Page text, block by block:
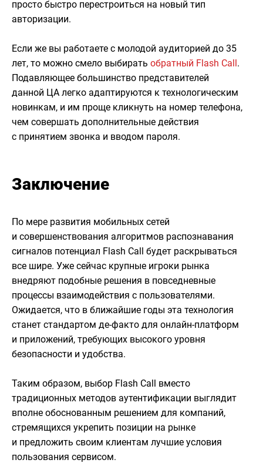
просто быстро перестроиться на новый тип
авторизации.
Если же вы работаете с молодой аудиторией до 35
лет, то можно смело выбирать обратный Flash Call.
Подавляющее большинство представителей
данной ЦА легко адаптируются к технологическим
новинкам, и им проще кликнуть на номер телефона,
чем совершать дополнительные действия
с принятием звонка и вводом пароля.
Заключение
По мере развития мобильных сетей
и совершенствования алгоритмов распознавания
сигналов потенциал Flash Call будет раскрываться
все шире. Уже сейчас крупные игроки рынка
внедряют подобные решения в повседневные
процессы взаимодействия с пользователями.
Ожидается, что в ближайшие годы эта технология
станет стандартом де-факто для онлайн-платформ
и приложений, требующих высокого уровня
безопасности и удобства.
Таким образом, выбор Flash Call вместо
традиционных методов аутентификации выглядит
вполне обоснованным решением для компаний,
стремящихся укрепить позиции на рынке
и предложить своим клиентам лучшие условия
пользования сервисом.